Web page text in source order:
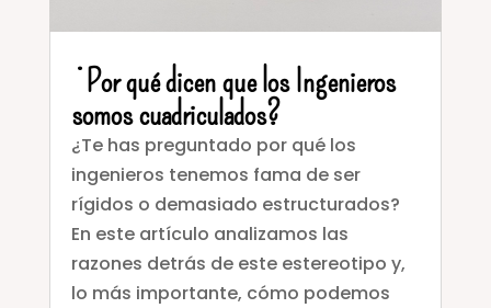
¿Por qué dicen que los Ingenieros
somos cuadriculados?
¿Te has preguntado por qué los
ingenieros tenemos fama de ser
rígidos o demasiado estructurados?
En este artículo analizamos las
razones detrás de este estereotipo y,
lo más importante, cómo podemos